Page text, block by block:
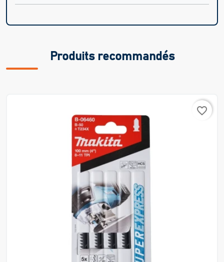
Produits recommandés
favorite_border